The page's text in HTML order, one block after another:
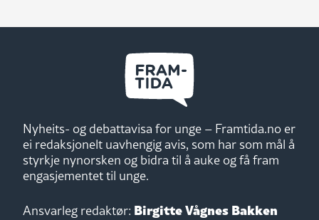
Nyheits- og debattavisa for unge – Framtida.no er
ei redaksjonelt uavhengig avis, som har som mål å
styrkje nynorsken og bidra til å auke og få fram
engasjementet til unge.
Ansvarleg redaktør: Birgitte Vågnes Bakken